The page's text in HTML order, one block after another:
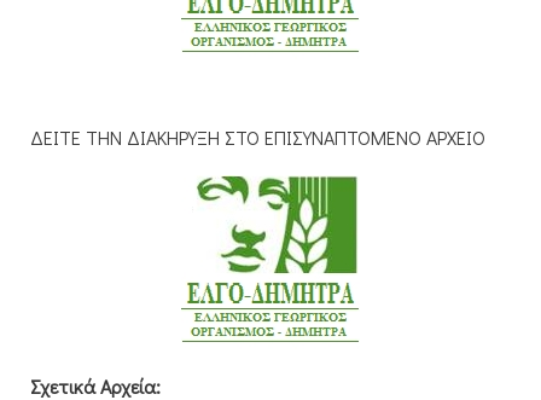
ΔΕΙΤΕ ΤΗΝ ΔΙΑΚΗΡΥΞΗ ΣΤΟ ΕΠΙΣΥΝΑΠΤΟΜΕΝΟ ΑΡΧΕΙΟ
Σχετικά Αρχεία: